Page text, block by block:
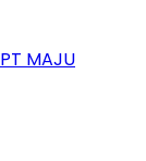
MAJU